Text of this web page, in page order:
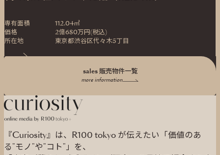
専有面積
112.04㎡
価格
2億680万円(税込)
所在地
東京都渋谷区代々木5丁目
sales 販売物件一覧
more information
『Curiosity』は、R100 tokyo が伝えたい「価値のあ
る"モノ"や"コト"」を、